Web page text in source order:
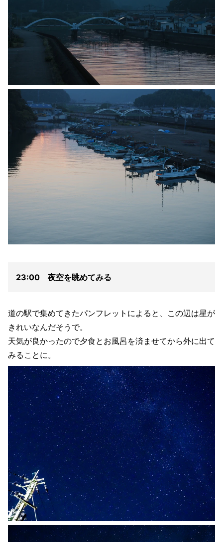
23:00 夜空を眺めてみる
道の駅で集めてきたパンフレットによると、この辺は星が
きれいなんだそうで。
天気が良かったので夕食とお風呂を済ませてから外に出て
みることに。